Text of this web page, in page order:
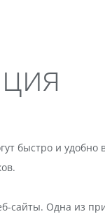
быстро и удобно
сайты. Одна из